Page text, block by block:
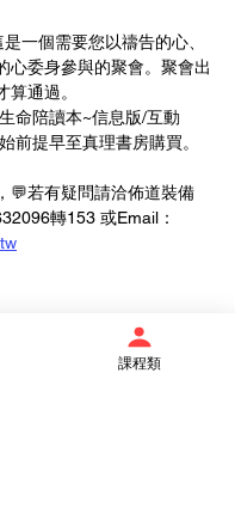
一個需要您以禱告的心、
心委身參與的聚會。聚會出
算通過。
命陪讀本~信息版/互動
前提早至真理書房購買。
💬若有疑問請洽佈道裝備
轉153 或Email：
課程類